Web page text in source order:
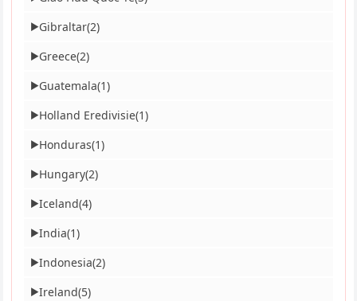
▶Gibraltar(2)
▶Greece(2)
▶Guatemala(1)
▶Holland Eredivisie(1)
▶Honduras(1)
▶Hungary(2)
▶Iceland(4)
▶India(1)
▶Indonesia(2)
▶Ireland(5)